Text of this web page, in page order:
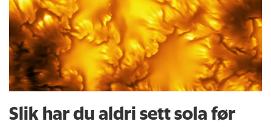
Slik har du aldri sett sola før